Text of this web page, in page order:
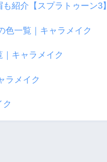
紹介【スプラトゥーン3】
キャラメイク